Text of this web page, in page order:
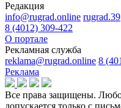
Редакция
info@rugrad.online
8 (4012) 309-422
О портале
Рекламная служба
reklama@rugrad.online 8
Реклама
Все права защищены.